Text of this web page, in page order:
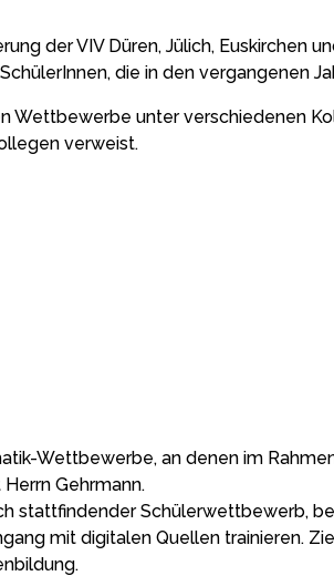
der VIV Düren, Jülich, Euskirchen
die in den vergangenen
Wettbewerbe unter verschiedenen
verweist.
Wettbewerbe, an denen im
Gehrmann.
stattfindender Schülerwettbewerb,
mit digitalen Quellen trainieren.